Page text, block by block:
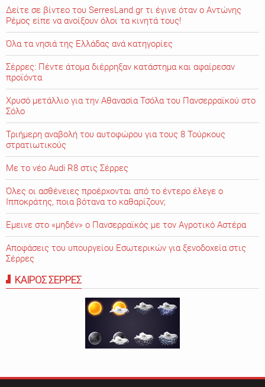
Δείτε σε βίντεο του SerresLand.gr τι έγινε όταν ο Αντώνης
Ρέμος είπε να ανοίξουν όλοι τα κινητά τους!
Όλα τα νησιά της Ελλάδας ανά κατηγορίες
Σέρρες: Πέντε άτομα διέρρηξαν κατάστημα και αφαίρεσαν
προϊόντα
Χρυσό μετάλλιο για την Αθανασία Τσόλα του Πανσερραϊκού στο
Σόλο
Τριήμερη αναβολή του αυτοφώρου για τους 8 Τούρκους
στρατιωτικούς
Με το νέο Audi R8 στις Σέρρες
Όλες οι ασθένειες προέρχονται από το έντερο έλεγε ο
Ιπποκράτης, ποια βότανα το καθαρίζουν;
Εμεινε στο «μηδέν» o Πανσερραϊκός με τον Αγροτικό Αστέρα
Αποφάσεις του υπουργείου Εσωτερικών για ξενοδοχεία στις
Σέρρες
ΚΑΙΡΟΣ ΣΕΡΡΕΣ